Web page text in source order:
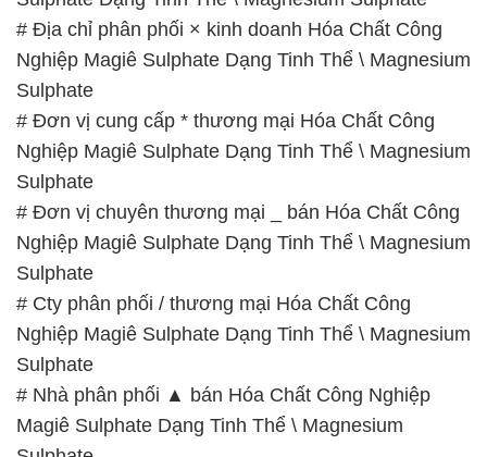
Nghiệp Magiê Sulphate Dạng Tinh Thể \ Magnesium
Sulphate
# Đơn vị chuyên thương mại _ bán Hóa Chất Công
Nghiệp Magiê Sulphate Dạng Tinh Thể \ Magnesium
Sulphate
# Cty phân phối / thương mại Hóa Chất Công
Nghiệp Magiê Sulphate Dạng Tinh Thể \ Magnesium
Sulphate
# Nhà phân phối ▲ bán Hóa Chất Công Nghiệp
Magiê Sulphate Dạng Tinh Thể \ Magnesium
Sulphate
# Đơn vị chuyên thương mại ♥ phân phối Hóa Chất
Công Nghiệp Magiê Sulphate Dạng Tinh Thể \
Magnesium Sulphate
# Cty chuyên bán \ thương mại Hóa Chất Công